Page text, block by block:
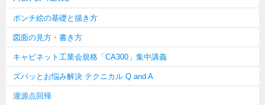
ポンチ絵の基礎と描き方
図面の見方・書き方
キャビネット工業会規格「CA300」集中講義
ズバッとお悩み解決 テクニカル Q and A
瀧源点回帰